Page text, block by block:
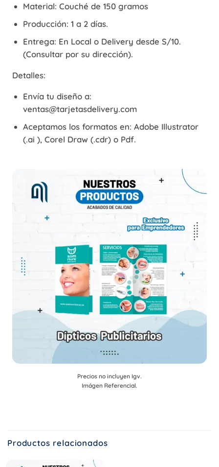
Material: Couché de 150 gramos
Producción: 1 a 2 días.
Entrega: En Local o Delivery desde S/10.
(Consultar por su dirección).
Detalles:
Envía tu diseño a:
ventas@tarjetasdelivery.com
Aceptamos los formatos en: Adobe Illustrator
(.ai ), Corel Draw (.cdr) o Pdf.
Precios no incluyen Igv.
Imágen Referencial.
Productos relacionados